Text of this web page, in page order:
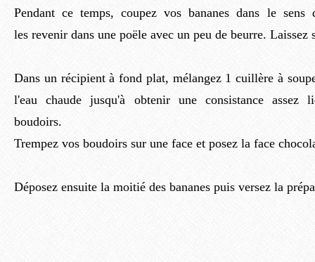
Pendant ce temps, coupez vos bananes dans le
les revenir dans une poële avec un peu de beurre.
Dans un récipient à fond plat, mélangez 1 cuillère à
l'eau chaude jusqu'à obtenir une consistance assez
boudoirs.
Trempez vos boudoirs sur une face et posez la face
Déposez ensuite la moitié des bananes puis versez la